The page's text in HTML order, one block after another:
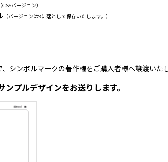
（CS5バージョン）
（バージョンは9に落として保存いたします。）
ンボルマークの著作権をご購入者様へ譲渡いたし
プルデザインをお送りします。